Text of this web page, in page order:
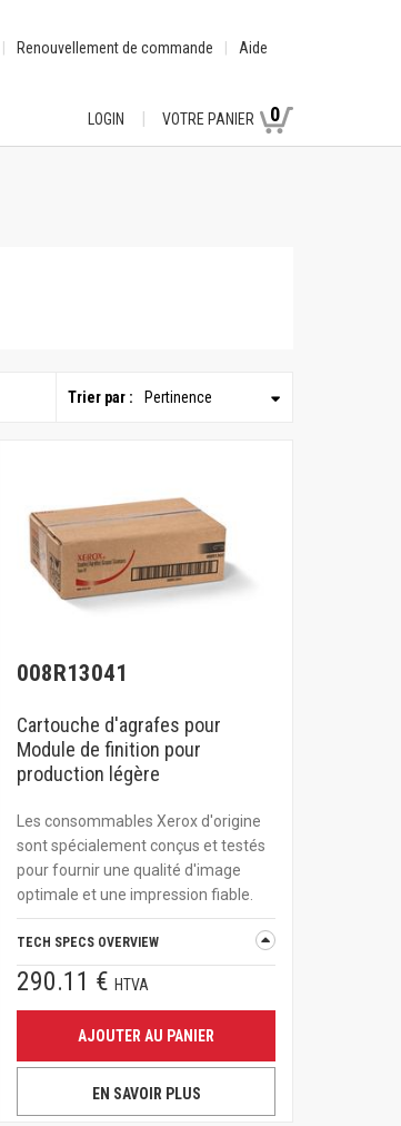
Renouvellement de commande Aide
LOGIN VOTRE PANIER 0
Trier par : Pertinence
008R13041
Cartouche d'agrafes pour
Module de finition pour
production légère
Les consommables Xerox d'origine
sont spécialement conçus et testés
pour fournir une qualité d'image
optimale et une impression fiable.
TECH SPECS OVERVIEW
290.11 €HTVA
AJOUTER AU PANIER
EN SAVOIR PLUS